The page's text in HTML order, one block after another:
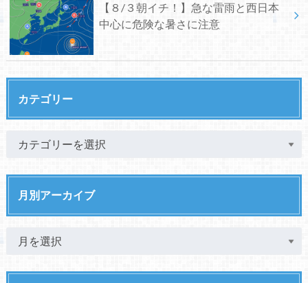
【８/３朝イチ！】急な雷雨と西日本
中心に危険な暑さに注意
カテゴリー
月別アーカイブ